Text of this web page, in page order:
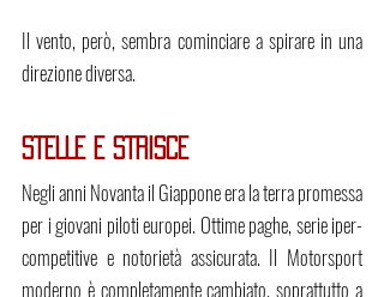
Il vento, però, sembra cominciare a spirare in una
direzione diversa.
STELLE E STRISCE
Negli anni Novanta il Giappone era la terra promessa
per i giovani piloti europei. Ottime paghe, serie iper-
competitive e notorietà assicurata. Il Motorsport
moderno è completamente cambiato, soprattutto a